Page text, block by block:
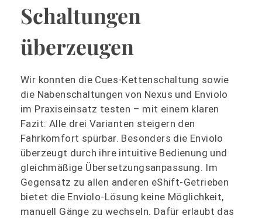
Schaltungen
überzeugen
Wir konnten die Cues-Kettenschaltung sowie
die Nabenschaltungen von Nexus und Enviolo
im Praxiseinsatz testen – mit einem klaren
Fazit: Alle drei Varianten steigern den
Fahrkomfort spürbar. Besonders die Enviolo
überzeugt durch ihre intuitive Bedienung und
gleichmäßige Übersetzungsanpassung. Im
Gegensatz zu allen anderen eShift-Getrieben
bietet die Enviolo-Lösung keine Möglichkeit,
manuell Gänge zu wechseln. Dafür erlaubt das